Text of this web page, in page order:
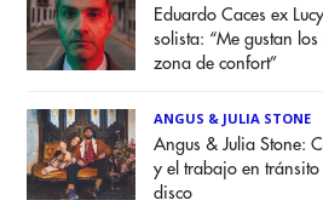
Eduardo Caces ex
solista: “Me gustan
zona de confort”
ANGUS & JULIA STONE
Angus & Julia Stone:
y el trabajo en
disco